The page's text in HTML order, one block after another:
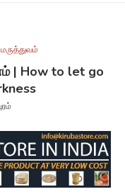
மருத்துவம்
| How to let go